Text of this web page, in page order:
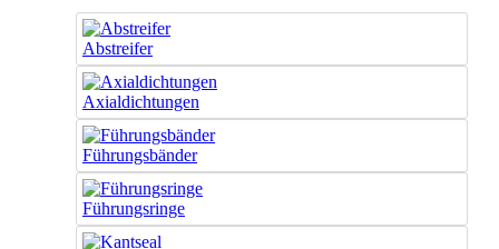
Abstreifer
Axialdichtungen
Führungsbänder
Führungsringe